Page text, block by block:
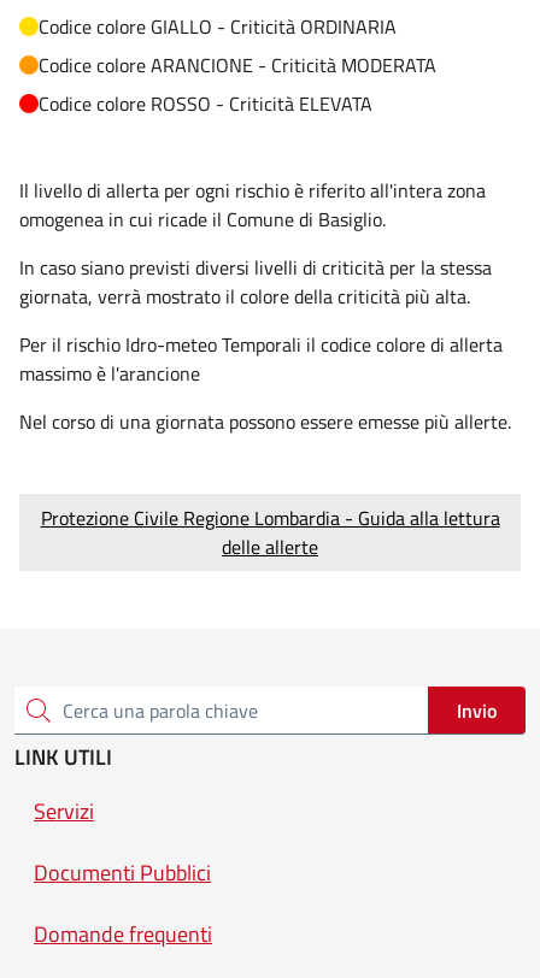
Codice colore GIALLO - Criticità ORDINARIA
Codice colore ARANCIONE - Criticità MODERATA
Codice colore ROSSO - Criticità ELEVATA
Il livello di allerta per ogni rischio è riferito all'intera zona
omogenea in cui ricade il Comune di Basiglio.
In caso siano previsti diversi livelli di criticità per la stessa
giornata, verrà mostrato il colore della criticità più alta.
Per il rischio Idro-meteo Temporali il codice colore di allerta
massimo è l'arancione
Nel corso di una giornata possono essere emesse più allerte.
Protezione Civile Regione Lombardia - Guida alla lettura
delle allerte
Cerca una parola chiave Invio
LINK UTILI
Servizi
Documenti Pubblici
Domande frequenti